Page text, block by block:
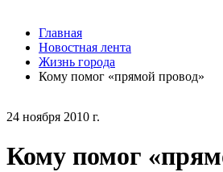
24 ноября 2010 г.
Кому помог
Главная
Новостная лента
Жизнь города
Кому помог «прямой провод»